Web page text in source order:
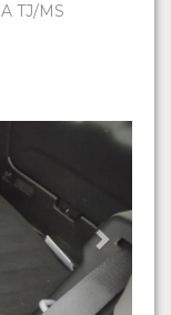
TJ/MS
Next